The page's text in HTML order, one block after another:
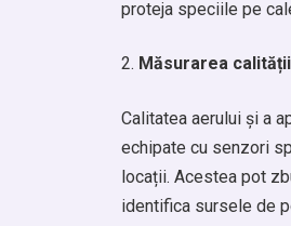
proteja speciile pe
Măsurarea
Calitatea aerului și a
echipate cu senzori
locații. Acestea pot
identifica sursele de